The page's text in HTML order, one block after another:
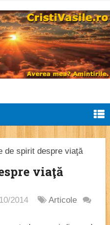
de spirit despre viaţă
viaţă
2014
Articole